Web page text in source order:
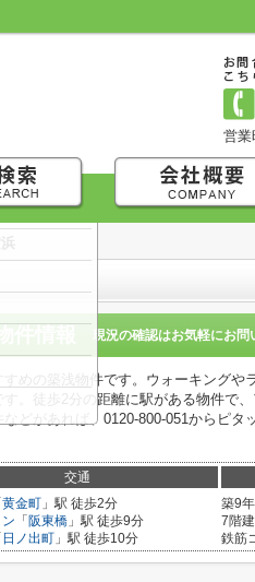
営業
件情報 現況の確認はお気軽にお問
めの築浅物件です。ウォーキングや
。徒歩2分の距離に駅がある物件で
どがあれば、0120-800-051からピ
交通
黄金町 」駅 徒歩2分
「 阪東橋 」駅 徒歩9分
日ノ出町 」駅 徒歩10分
築9年
7階建
鉄筋